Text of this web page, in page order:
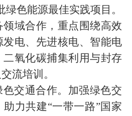
绿色能源最佳实践项目。
域合作，重点围绕高效
电、先进核电、智能电
二氧化碳捕集利用与封存
流培训。
交通合作。加强绿色交
力共建“一带一路”国家